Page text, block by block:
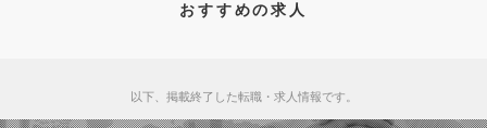
おすすめの求人
以下、掲載終了した転職・求人情報です。